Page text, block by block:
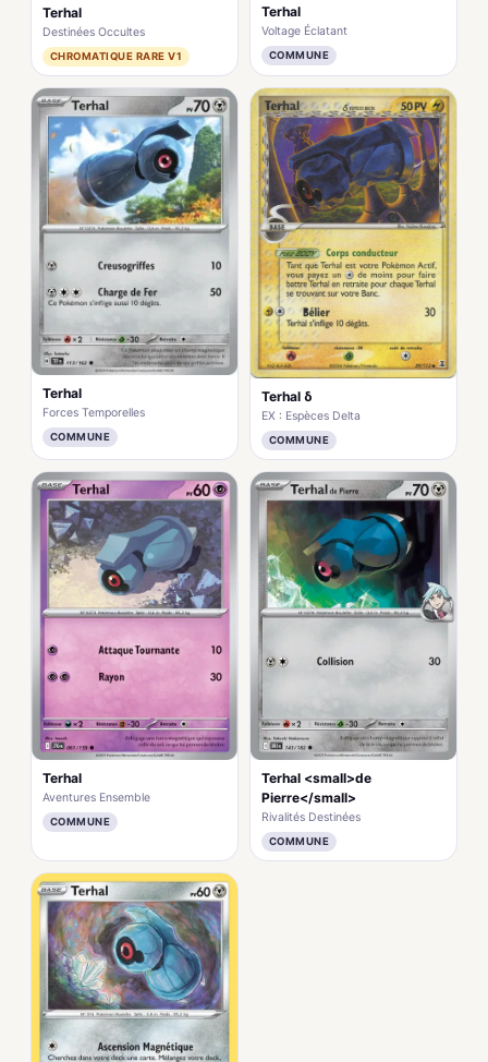
Terhal
Destinées Occultes
CHROMATIQUE RARE V1
Terhal
Voltage Éclatant
COMMUNE
Terhal
Forces Temporelles
COMMUNE
Terhal δ
EX : Espèces Delta
COMMUNE
Terhal
Aventures Ensemble
COMMUNE
Terhal <small>de
Pierre</small>
Rivalités Destinées
COMMUNE